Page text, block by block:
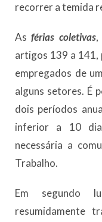
recorrer a temida
Asférias coletivas,
artigos 139 a 141,
empregados de
alguns setores. É
dois períodos
inferior a 10
necessária a
Trabalho.
Em segundo
resumidamente